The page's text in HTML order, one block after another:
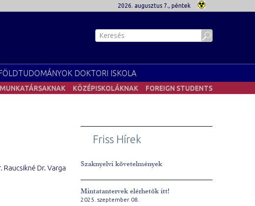
2026. augusztus 7., péntek
DOKTORI ISKOLA
MUNKATÁRSAKNAK KÖZÉPISKOLÁKNAK FOREIGN STUDENTS
Dr. Varga
Friss Hírek
Szaknyelvi követelmények
Mintatantervek elérhetők itt!
2025. szeptember 08.